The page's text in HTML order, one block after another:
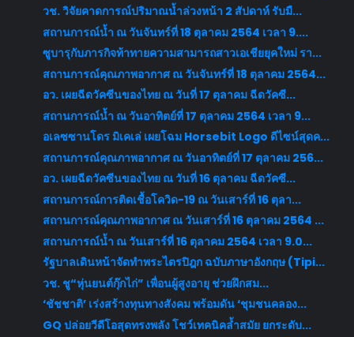
วช. วิจัยคาดการณ์ปริมาณน้ำล่วงหน้า 2 สัปดาห์ รับมื...
สถานการณ์น้ำ ณ วันจันทร์ที่ 18 ตุลาคม 2564 เวลา 9....
ซูบารุกับภารกิจท้าทายความสามารถสาวเอเชียยุคใหม่ รา...
สถานการณ์คุณภาพอากาศ ณ วันจันทร์ที่ 18 ตุลาคม 2564...
อว. เผยฉีดวัคซีนของไทย ณ วันที่ 17 ตุลาคม ฉีดวัคซี...
สถานการณ์น้ำ ณ วันอาทิตย์ที่ 17 ตุลาคม 2564 เวลา 9...
อเลซซานโดร มิเคเล่ เผยโฉม Horsebit Logo ดีไซน์สุดค...
สถานการณ์คุณภาพอากาศ ณ วันอาทิตย์ที่ 17 ตุลาคม 256...
อว. เผยฉีดวัคซีนของไทย ณ วันที่ 16 ตุลาคม ฉีดวัคซี...
สถานการณ์การติดเชื้อโควิด-19 ณ วันเสาร์ที่ 16 ตุลา...
สถานการณ์คุณภาพอากาศ ณ วันเสาร์ที่ 16 ตุลาคม 2564 ...
สถานการณ์น้ำ ณ วันเสาร์ที่ 16 ตุลาคม 2564 เวลา 9.0...
รัฐบาลเดินหน้าจัดทำพระไตรปิฎก ฉบับภาษาอังกฤษ (Tipi...
วช. ชู“หุ่นยนต์กุ๊กไก่” เพื่อนผู้สูงอายุ ช่วยฝึกสม...
‘ชัชชาติ’ เร่งสร้างทุนทางสังคม พร้อมดัน ‘ชุมชนคลอง...
GQ ปล่อยวีดีโอสุดทรงพลัง โชว์เทคนิคล้ำสมัย ยกระดับ...